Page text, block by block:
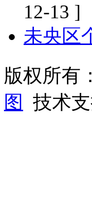
12-13 ]
未央区
版权所有：
图
技术